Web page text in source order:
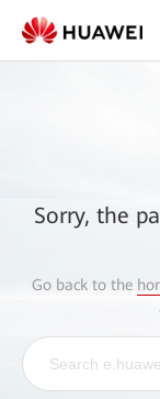
Sorry, the
Go back to the